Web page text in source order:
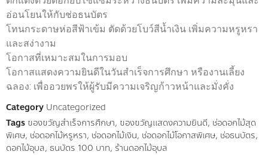
อ่อนโยนให้กับช่อธนบัตร
โทนกระดาษห่อสีฟ้าเข้ม ตัดด้วยโบว์สีน้ำเงิน เพิ่มความหรูหรา
และสง่างาม
โอกาสที่เหมาะสมในการมอบ
โอกาสแสดงความยินดีในวันสำเร็จการศึกษา หรืองานเลี้ยง
ฉลอง: เพื่ออวยพรให้ผู้รับมีความเจริญก้าวหน้าและมั่งคั่ง
Category Uncategorized
Tags ของขวัญสำเร็จการศึกษา, ของขวัญแสดงความยินดี, ช่อดอกไม้สุด
พิเศษ, ช่อดอกไม้หรูหรา, ช่อดอกไม้เงิน, ช่อดอกไม้โอกาสพิเศษ, ช่อธนบัตร,
ดอกไม้อุบล, ธนบัตร 100 บาท, ร้านดอกไม้อุบล